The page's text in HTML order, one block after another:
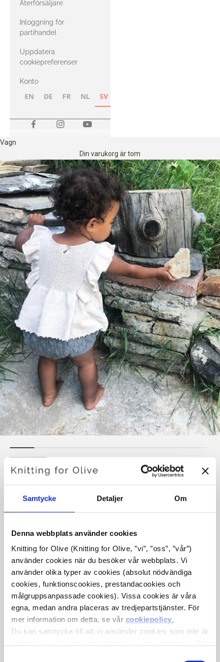
Samtycke Detaljer Om
Denna webbplats använder cookies
Knitting for Olive (Knitting for Olive, ”vi”, ”oss”, ”vår”)
använder cookies när du besöker vår webbplats. Vi
använder olika typer av cookies (absolut nödvändiga
cookies, funktionscookies, prestandacookies och
målgruppsanpassade cookies). Vissa cookies är våra
egna, medan andra placeras av tredjepartstjänster. För
mer information om detta, se vår cookiepolicy.
Du kan samtycka till att vi använder cookies som inte är
med Heavy
Merino
Återförsäljare
Inloggning för
partihandel
Uppdatera
cookiepreferenser
Konto
EN DE FR NL SV
Vagn
Din varukorg är tom
BOHEMIAN RUFFLE TOP
€6,60
SPRÅKET VÄLJ SPRÅK
Köp av garn?
JAG SKULLE VILJA KÖPA GARN TILL MÖNSTRET